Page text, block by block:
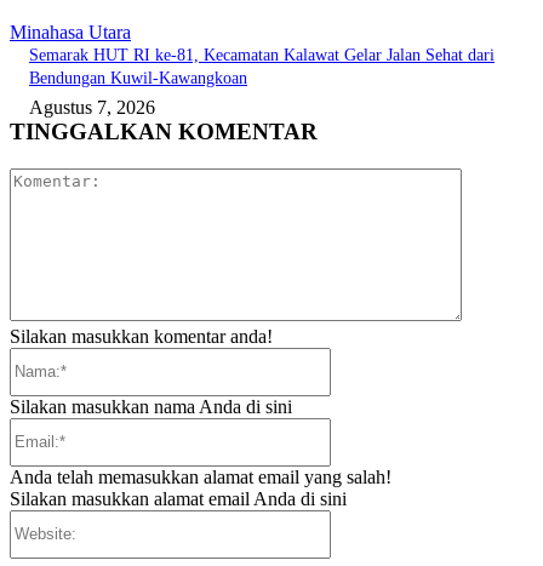
Minahasa Utara
Semarak HUT RI ke-81, Kecamatan Kalawat Gelar Jalan Sehat dari
Bendungan Kuwil-Kawangkoan
Agustus 7, 2026
TINGGALKAN KOMENTAR
Silakan masukkan komentar anda!
Silakan masukkan nama Anda di sini
Anda telah memasukkan alamat email yang salah!
Silakan masukkan alamat email Anda di sini